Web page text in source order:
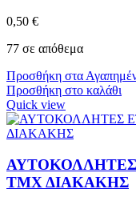
0,50 €
77 σε απόθεμα
Προσθήκη στα
Προσθήκη στο καλάθι
Quick view
ΑΥΤΟΚΟΛΛΗΤΕΣ
ΤΜΧ ΔΙΑΚΑΚΗΣ